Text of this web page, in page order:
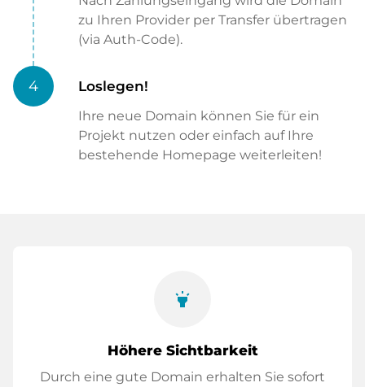
zu Ihren Provider per Transfer übertragen
(via Auth-Code).
4 Loslegen!
Ihre neue Domain können Sie für ein
Projekt nutzen oder einfach auf Ihre
bestehende Homepage weiterleiten!
highlight
Höhere Sichtbarkeit
Durch eine gute Domain erhalten Sie sofort